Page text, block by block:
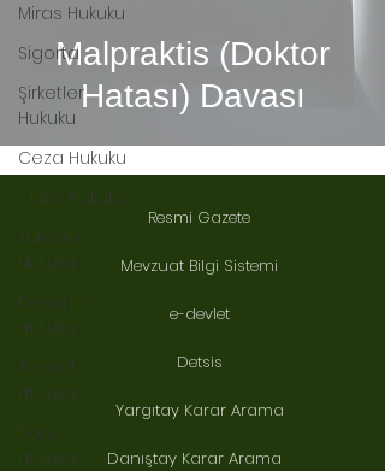
Miras Hukuku
Sigorta
Şirketler
Hukuku
Ceza Hukuku
İdare Hukuku
Tüketici
Hukuku
Boşanma
Hukuku
Ticaret
Hukuku
Borçlar
Hukuku
Malpraktis (Doktor
Hatası) Davası
Resmi Gazete
Mevzuat Bilgi Sistemi
e-devlet
Detsis
Yargıtay Karar Arama
Danıştay Karar Arama